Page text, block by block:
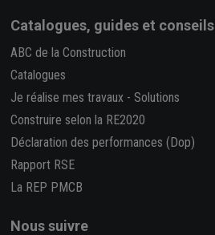
Catalogues, guides et conseils
ABC de la Construction
Catalogues
Je réalise mes travaux - Solutions
Construire selon la RE2020
Déclaration des performances (Dop)
Rapport RSE
La REP PMCB
Nous suivre